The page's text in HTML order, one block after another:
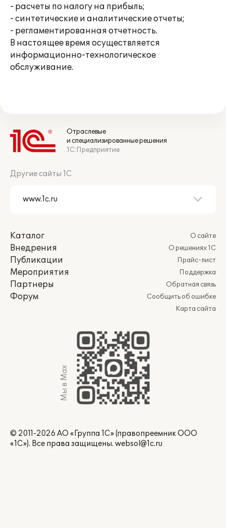
- расчеты по налогу на прибыль;
- синтетические и аналитические отчеты;
- регламентированная отчетность.
В настоящее время осуществляется
информационно-технологическое
обслуживание.
Отраслевые
и специализированные решения
1С:Предприятие
Другие сайты 1С
Каталог
Внедрения
Публикации
Мероприятия
Партнеры
Форум
О сайте
О решениях 1С
Прайс-лист
Поддержка
Обратная связь
Сообщить об ошибке
Карта сайта
Мы в Max
© 2011-2026 АО «Группа 1С» (правопреемник ООО
«1С»). Все права защищены. websol@1c.ru